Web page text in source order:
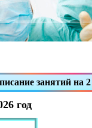
занятий на
год